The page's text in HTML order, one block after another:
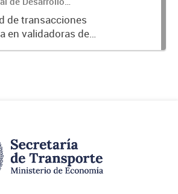
de Transporte.
de transacciones
en validadoras de